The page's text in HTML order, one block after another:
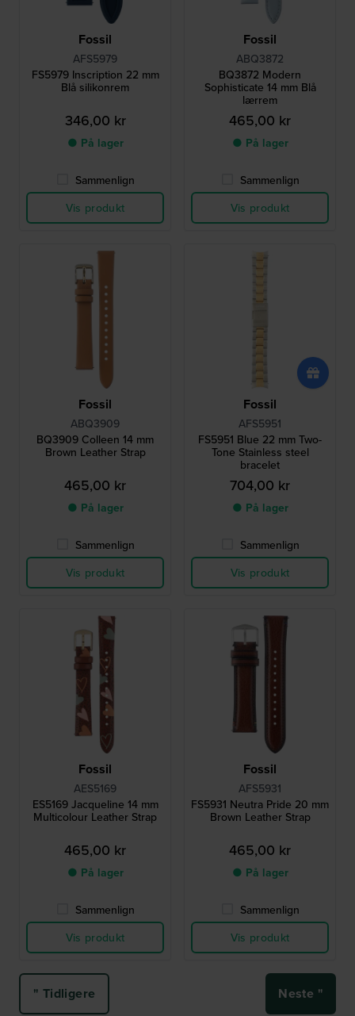
Fossil
AFS5979
FS5979 Inscription 22 mm
Blå silikonrem
346,00 kr
● På lager
Sammenlign
Vis produkt
Fossil
ABQ3872
BQ3872 Modern
Sophisticate 14 mm Blå
lærrem
465,00 kr
● På lager
Sammenlign
Vis produkt
Fossil
ABQ3909
BQ3909 Colleen 14 mm
Brown Leather Strap
465,00 kr
● På lager
Sammenlign
Vis produkt
Fossil
AFS5951
FS5951 Blue 22 mm Two-
Tone Stainless steel
bracelet
704,00 kr
● På lager
Sammenlign
Vis produkt
Fossil
AES5169
ES5169 Jacqueline 14 mm
Multicolour Leather Strap
465,00 kr
● På lager
Sammenlign
Vis produkt
Fossil
AFS5931
FS5931 Neutra Pride 20 mm
Brown Leather Strap
465,00 kr
● På lager
Sammenlign
Vis produkt
" Tidligere Neste "